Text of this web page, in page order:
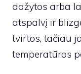
dažytos arba
atspalvį ir
tvirtos, tačiau
temperatūros